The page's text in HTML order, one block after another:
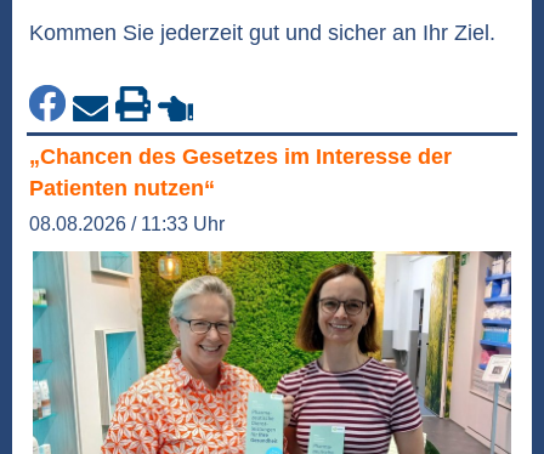
Kommen Sie jederzeit gut und sicher an Ihr Ziel.
„Chancen des Gesetzes im Interesse der
Patienten nutzen“
08.08.2026 / 11:33 Uhr